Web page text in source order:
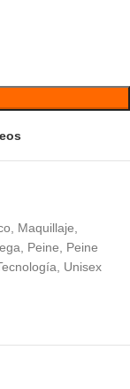
, Maquillaje,
, Peine, Peine
, Unisex